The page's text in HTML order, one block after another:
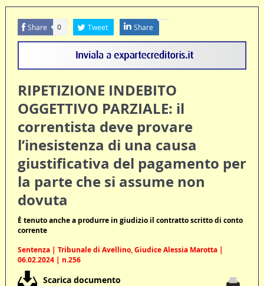
nulle deve produrre il contratto di conto corrente
Share 0 Tweet Share
RIPETIZIONE INDEBITO
OGGETTIVO PARZIALE: il
correntista deve provare
l’inesistenza di una causa
giustificativa del pagamento per
la parte che si assume non
dovuta
È tenuto anche a produrre in giudizio il contratto scritto di conto
corrente
Sentenza | Tribunale di Avellino, Giudice Alessia Marotta |
06.02.2024 | n.256
Scarica documento